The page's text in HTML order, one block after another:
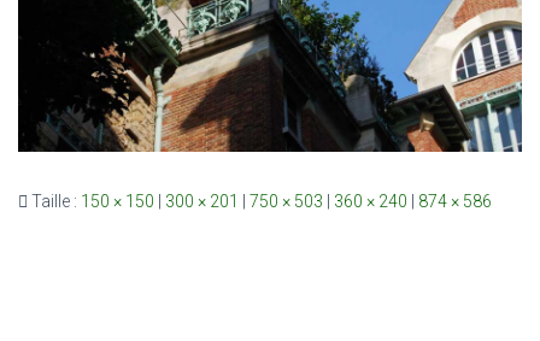
Taille : 150 × 150 300 × 201 750 × 503 360 × 240 874 × 586